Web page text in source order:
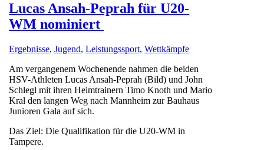
Lucas Ansah-Peprah für U20-
WM nominiert
Ergebnisse,Jugend,Leistungssport,Wettkämpfe
Am vergangenem Wochenende nahmen die beiden
HSV-Athleten Lucas Ansah-Peprah (Bild) und John
Schlegl mit ihren Heimtrainern Timo Knoth und Mario
Kral den langen Weg nach Mannheim zur Bauhaus
Junioren Gala auf sich.
Das Ziel: Die Qualifikation für die U20-WM in
Tampere.